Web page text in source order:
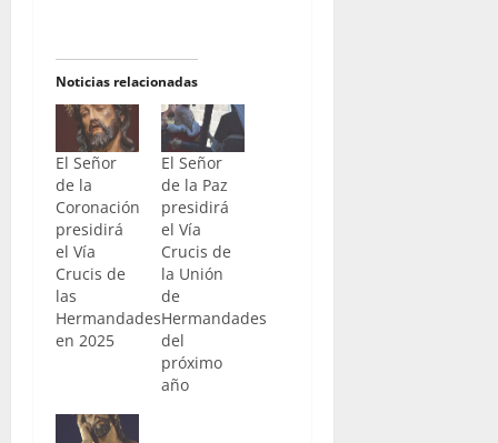
Noticias relacionadas
El Señor
de la
Coronación
presidirá
el Vía
Crucis de
las
Hermandades
en 2025
El Señor
de la Paz
presidirá
el Vía
Crucis de
la Unión
de
Hermandades
del
próximo
año